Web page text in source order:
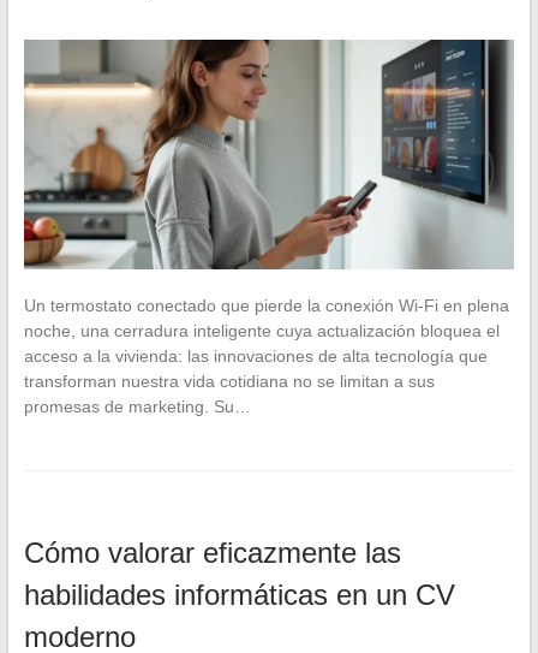
Un termostato conectado que pierde la conexión Wi-Fi en plena
noche, una cerradura inteligente cuya actualización bloquea el
acceso a la vivienda: las innovaciones de alta tecnología que
transforman nuestra vida cotidiana no se limitan a sus
promesas de marketing. Su…
Cómo valorar eficazmente las
habilidades informáticas en un CV
moderno